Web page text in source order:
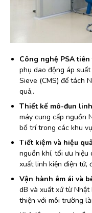
Công nghệ PSA tiên
phụ dao động áp
Sieve (CMS) để tách
quả,.
Thiết kế mô-đun
máy cung cấp nguồn
bố trí trong các khu
Tiết kiệm và hiệu
nguồn khí, tối ưu hiệu
xuất linh kiện điện tử,
Vận hành êm ái và
dB và xuất xứ từ Nhật
thiện với môi trường